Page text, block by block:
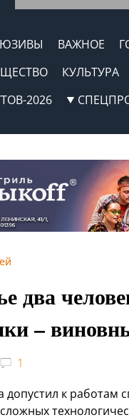
ВАЖНОЕ
КУЛЬТУРА
2026
два
–
1
допустил к работам